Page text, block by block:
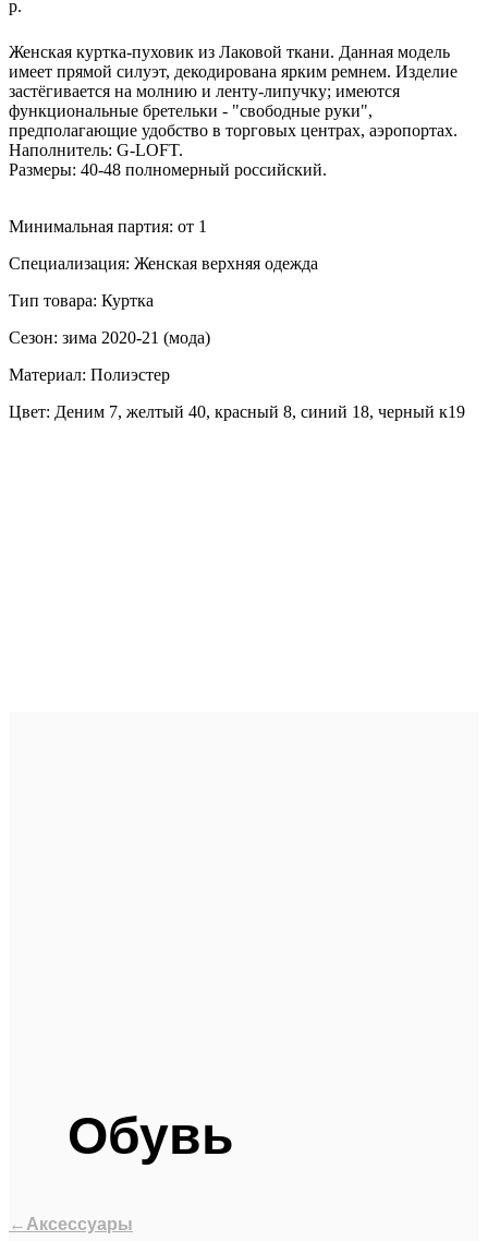
р.
Женская куртка-пуховик из Лаковой ткани. Данная модель
имеет прямой силуэт, декодирована ярким ремнем. Изделие
застёгивается на молнию и ленту-липучку; имеются
функциональные бретельки - "свободные руки",
предполагающие удобство в торговых центрах, аэропортах.
Наполнитель: G-LOFT.
Размеры: 40-48 полномерный российский.
Минимальная партия: от 1
Специализация: Женская верхняя одежда
Тип товара: Куртка
Сезон: зима 2020-21 (мода)
Материал: Полиэстер
Цвет: Деним 7, желтый 40, красный 8, синий 18, черный к19
Обувь
←Аксессуары